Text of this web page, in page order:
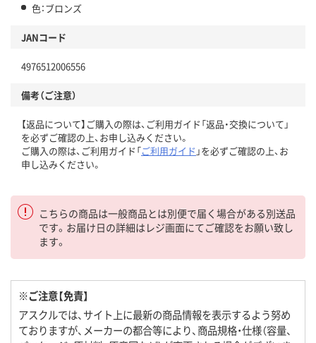
色：ブロンズ
JANコード
4976512006556
備考（ご注意）
【返品について】ご購入の際は、ご利用ガイド「返品・交換について」
を必ずご確認の上、お申し込みください。
ご購入の際は、ご利用ガイド「ご利用ガイド 」を必ずご確認の上、お
申し込みください。
こちらの商品は一般商品とは別便で届く場合がある別送品
です。お届け日の詳細はレジ画面にてご確認をお願い致し
ます。
※ご注意【免責】
アスクルでは、サイト上に最新の商品情報を表示するよう努め
ておりますが、メーカーの都合等により、商品規格・仕様（容量、